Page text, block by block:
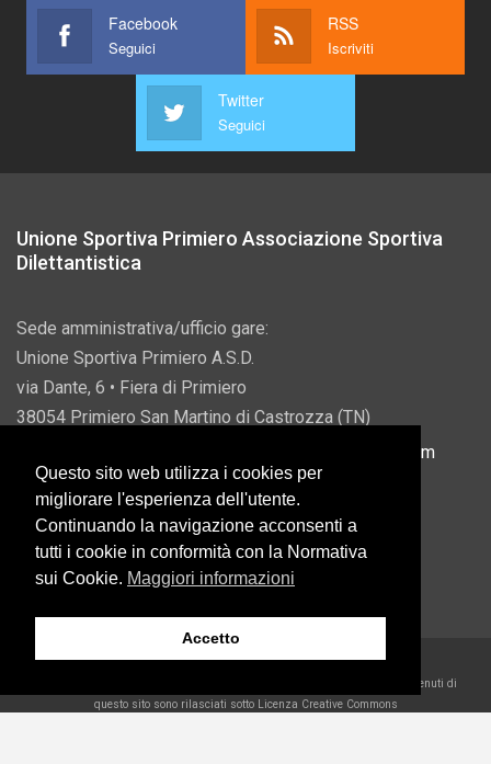
Facebook
Seguici
RSS
Iscriviti
Twitter
Seguici
Unione Sportiva Primiero Associazione Sportiva
Dilettantistica
Sede amministrativa/ufficio gare:
Unione Sportiva Primiero A.S.D.
via Dante, 6 • Fiera di Primiero
38054 Primiero San Martino di Castrozza (TN)
info@usprimiero.com
Vantaggi da Pubblica Amministrazione
Eccetto dove diversamente specificato, i contenuti di
questo sito sono rilasciati sotto Licenza Creative Commons
Questo sito web utilizza i cookies per
migliorare l'esperienza dell'utente.
Continuando la navigazione acconsenti a
tutti i cookie in conformità con la Normativa
sui Cookie. Maggiori informazioni
Accetto